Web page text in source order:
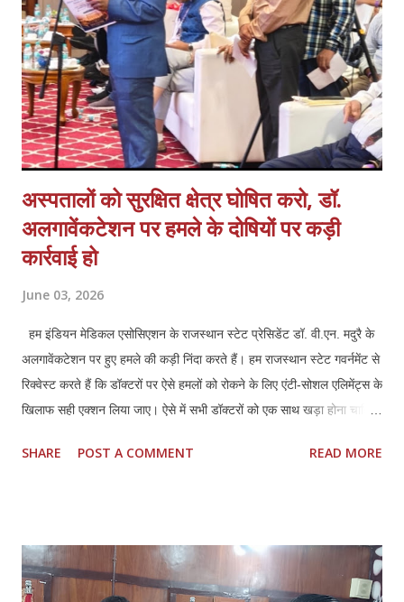
जनजाति की सूची में शामिल किया जाए। साथ ही जिनके पास पहले से प्रमाण पत्र हैं
उन्हें उसी आधार पर और शे...
अस्पतालों को सुरक्षित क्षेत्र घोषित करो, डॉ.
अलगावेंकटेशन पर हमले के दोषियों पर कड़ी
कार्रवाई हो
June 03, 2026
हम इंडियन मेडिकल एसोसिएशन के राजस्थान स्टेट प्रेसिडेंट डॉ. वी.एन. मदुरै के
अलगावेंकटेशन पर हुए हमले की कड़ी निंदा करते हैं। हम राजस्थान स्टेट गवर्नमेंट से
रिक्वेस्ट करते हैं कि डॉक्टरों पर ऐसे हमलों को रोकने के लिए एंटी-सोशल एलिमेंट्स के
खिलाफ सही एक्शन लिया जाए। ऐसे में सभी डॉक्टरों को एक साथ खड़ा होना चाहिए
तरह राजस्थान में भी डॉक्टर्स एंड हॉस्पिटल प्रोटेक्शन एक्ट (TN HPA 48/2008)
घोषित किया जाना चाहिए। सभी अस्पतालों में CCTV कैमरे लगाए जाने चाहिए और
उन्हें पूरी तरह से सुरक्षित रखा जाना चाहिए। सीनियर पुलिस अधिकारियों को यह
SHARE POST A COMMENT READ MORE